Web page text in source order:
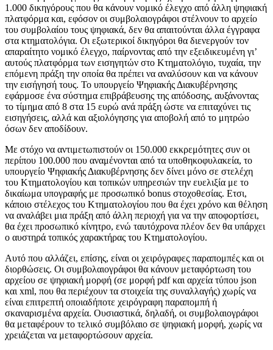
1.000 δικηγόρους που θα κάνουν νομικό έλεγχο από άλλη ψηφιακή
πλατφόρμα και, εφόσον οι συμβολαιογράφοι στέλνουν το αρχείο
του συμβολαίου τους ψηφιακά, δεν θα απαιτούνται άλλα έγγραφα
στα κτηματολόγια. Οι εξωτερικοί δικηγόροι θα διενεργούν τον
απαραίτητο νομικό έλεγχο, παίρνοντας από την εξειδικευμένη γι’
αυτούς πλατφόρμα των εισηγητών στο Κτηματολόγιο, τυχαία, την
επόμενη πράξη την οποία θα πρέπει να αναλύσουν και να κάνουν
την εισήγησή τους. Το υπουργείο Ψηφιακής Διακυβέρνησης
εφάρμοσε ένα σύστημα επιβράβευσης της απόδοσης, αυξάνοντας
το τίμημα από 8 στα 15 ευρώ ανά πράξη ώστε να επιταχύνει τις
εισηγήσεις, αλλά και αξιολόγησης για αποβολή από το μητρώο
όσων δεν αποδίδουν.
Με στόχο να αντιμετωπιστούν οι 150.000 εκκρεμότητες συν οι
περίπου 100.000 που αναμένονται από τα υποθηκοφυλακεία, το
υπουργείο Ψηφιακής Διακυβέρνησης δεν δίνει μόνο σε στελέχη
του Κτηματολογίου και τοπικών υπηρεσιών την ευελιξία με το
δικαίωμα υπογραφής με προσωπικό bonus στοχοθεσίας. Ετσι,
κάποιο στέλεχος του Κτηματολογίου που θα έχει χρόνο και θέληση
να αναλάβει μια πράξη από άλλη περιοχή για να την αποφορτίσει,
θα έχει προσωπικό κίνητρο, ενώ ταυτόχρονα πλέον δεν θα υπάρχει
ο αυστηρά τοπικός χαρακτήρας του Κτηματολογίου.
Αυτό που αλλάζει, επίσης, είναι οι χειρόγραφες παραπομπές και οι
διορθώσεις. Οι συμβολαιογράφοι θα κάνουν μεταφόρτωση του
αρχείου σε ψηφιακή μορφή (σε μορφή pdf και αρχεία τύπου json
και xml, που θα περιέχουν τα στοιχεία της συναλλαγής) χωρίς να
είναι επιτρεπτή οποιαδήποτε χειρόγραφη παραπομπή ή
σκαναρισμένα αρχεία. Ουσιαστικά, δηλαδή, οι συμβολαιογράφοι
θα μεταφέρουν το τελικό συμβόλαιο σε ψηφιακή μορφή, χωρίς να
χρειάζεται να μεταφορτώσουν αρχεία.